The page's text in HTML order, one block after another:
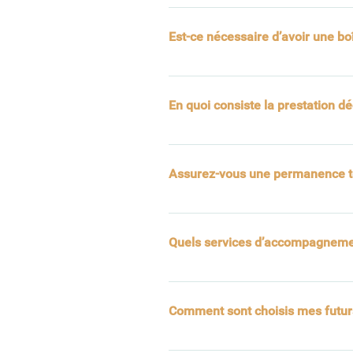
Oui, les petites attentions sont
prestation de Conciergerie et
Est-ce nécessaire d’avoir une
La boîte à clés n’est pas une
aujourd’hui une condition très
En quoi consiste la prestation
Cette étape est cruciale si vous
Gardez à l’esprit que plus un
dégradations. Virginie saura
Assurez-vous une permanence
Oui, nous sommes disponibles
Quels services
Proximité et professionnalisme
conciergerie, nous vous
Estimation de la valeur
Comment sont choisis mes